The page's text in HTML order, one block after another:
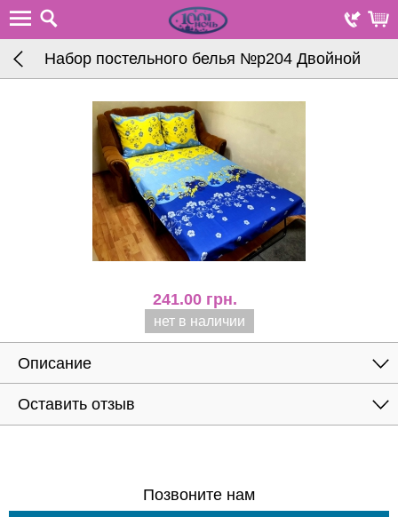
Набор постельного белья №р204 Двойной
241.00 грн.
нет в наличии
Описание
Оставить отзыв
Позвоните нам